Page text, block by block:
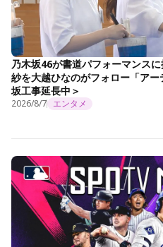
乃木坂46が書道パフォーマンス
紗を大越ひなのがフォロー「ア
坂工事延長中＞
2026/8/7 エンタメ